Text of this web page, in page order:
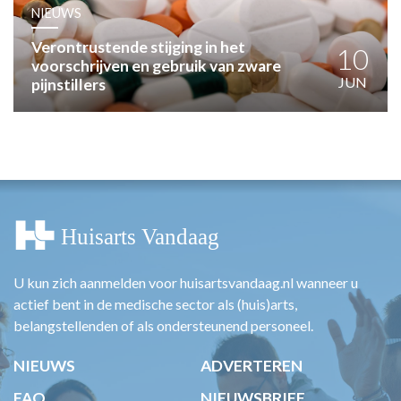
PRAKTIJKZAKEN
TARIEVEN
VPHUISARTSEN
MEDISCHE VAKHANDEL
NIEUWS
Verontrustende stijging in het
voorschrijven en gebruik van zware
pijnstillers
10
JUN
U kun zich aanmelden voor huisartsvandaag.nl wanneer u
actief bent in de medische sector als (huis)arts,
belangstellenden of als ondersteunend personeel.
NIEUWS
ADVERTEREN